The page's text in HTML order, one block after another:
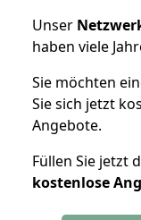
Unser
haben viele
Sie möchten
Sie sich jetzt
Angebote.
Füllen Sie jetzt
kostenlose